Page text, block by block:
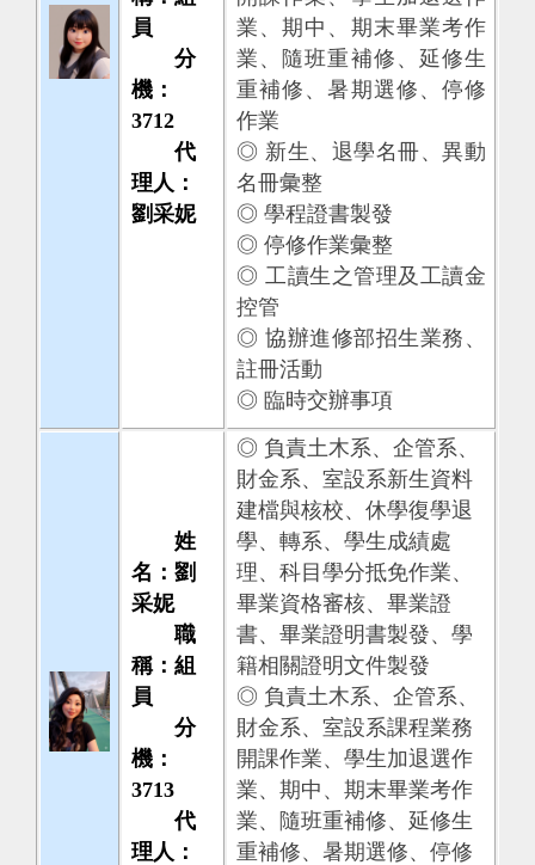
員
分
機：
3712
代
理人：
劉采妮
業、期中、期末畢業考作
業、隨班重補修、延修生
重補修、暑期選修、停修
作業
◎ 新生、退學名冊、異動
名冊彙整
◎ 學程證書製發
◎ 停修作業彙整
◎ 工讀生之管理及工讀金
控管
◎ 協辦進修部招生業務、
註冊活動
◎ 臨時交辦事項
姓
名：劉
采妮
職
稱：組
員
分
機：
3713
代
理人：
◎ 負責土木系、企管系、
財金系、室設系新生資料
建檔與核校、休學復學退
學、轉系、學生成績處
理、科目學分抵免作業、
畢業資格審核、畢業證
書、畢業證明書製發、學
籍相關證明文件製發
◎ 負責土木系、企管系、
財金系、室設系課程業務
開課作業、學生加退選作
業、期中、期末畢業考作
業、隨班重補修、延修生
重補修、暑期選修、停修